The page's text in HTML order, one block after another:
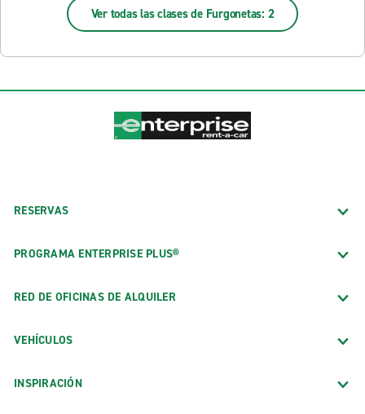
Ver todas las clases de Furgonetas: 2
RESERVAS
PROGRAMA ENTERPRISE PLUS®
RED DE OFICINAS DE ALQUILER
VEHÍCULOS
INSPIRACIÓN